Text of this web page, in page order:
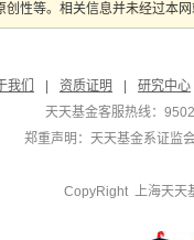
创性等。相关信息并未经过本
我们
资质证明 研究中心
天天基金客服热线：
郑重声明： 天天基金系证监
CopyRight 上海天天